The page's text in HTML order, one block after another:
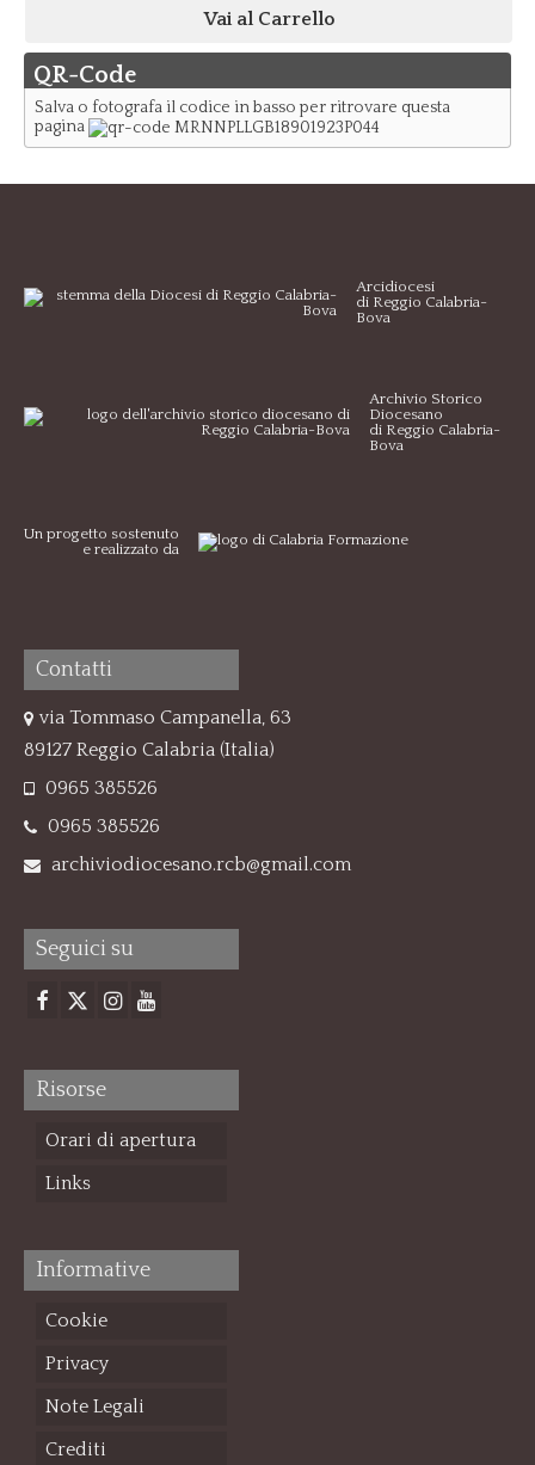
Vai al Carrello
QR-Code
Salva o fotografa il codice in basso per ritrovare questa
pagina
Arcidiocesi
di Reggio Calabria-
Bova
Archivio Storico
Diocesano
di Reggio Calabria-
Bova
Un progetto sostenuto
e realizzato da
Contatti
via Tommaso Campanella, 63
89127 Reggio Calabria (Italia)
0965 385526
0965 385526
archiviodiocesano.rcb@gmail.com
Seguici su
Risorse
Orari di apertura
Links
Informative
Cookie
Privacy
Note Legali
Crediti